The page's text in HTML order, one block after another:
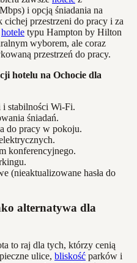
i opcją śniadania na
przestrzeni do pracy i za
hotele typu Hampton by Hilton
wyborem, ale coraz
przestrzeń do pracy.
hotelu na Ochocie dla
stabilności Wi-Fi.
śniadań.
do pracy w pokoju.
konferencyjnego.
(nieaktualizowane hasła do
alternatywa dla
to raj dla tych, którzy cenią
ulice, bliskość parków i